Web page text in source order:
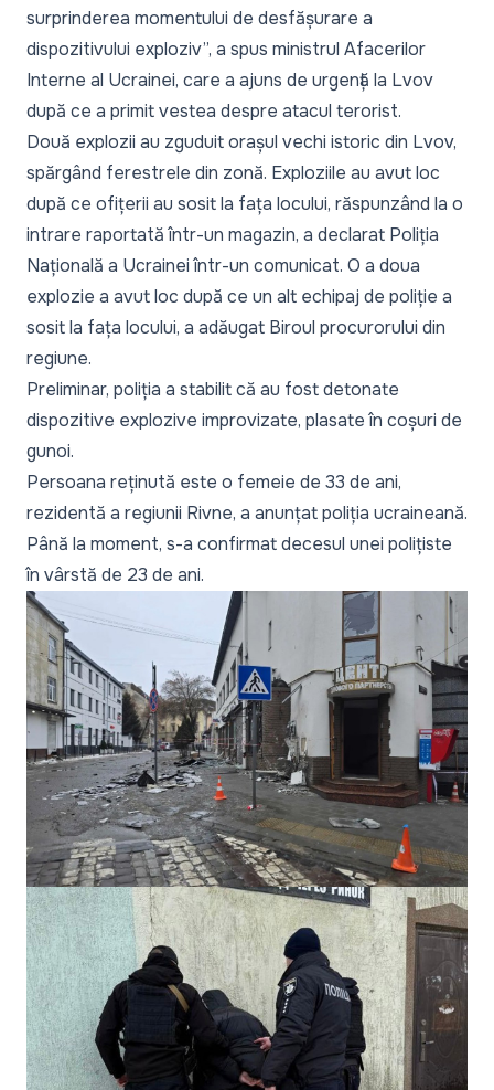
surprinderea momentului de desfășurare a
dispozitivului exploziv”, a spus ministrul Afacerilor
Interne al Ucrainei, care a ajuns de urgență la Lvov
după ce a primit vestea despre atacul terorist.
Două explozii au zguduit orașul vechi istoric din Lvov,
spărgând ferestrele din zonă. Exploziile au avut loc
după ce ofițerii au sosit la fața locului, răspunzând la o
intrare raportată într-un magazin, a declarat Poliția
Națională a Ucrainei într-un comunicat. O a doua
explozie a avut loc după ce un alt echipaj de poliție a
sosit la fața locului, a adăugat Biroul procurorului din
regiune.
Preliminar, poliția a stabilit că au fost detonate
dispozitive explozive improvizate, plasate în coșuri de
gunoi.
Persoana reținută este o femeie de 33 de ani,
rezidentă a regiunii Rivne, a anunțatpoliția ucraineană.
Până la moment, s-a confirmat decesul unei polițiste
în vârstă de 23 de ani.